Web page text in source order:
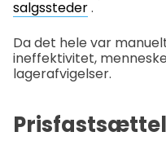
salgssteder.
Da det hele var
ineffektivitet,
lagerafvigelser.